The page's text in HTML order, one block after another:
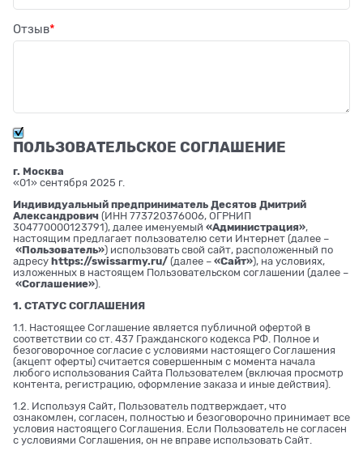
Отзыв
ПОЛЬЗОВАТЕЛЬСКОЕ СОГЛАШЕНИЕ
г. Москва
«01» сентября 2025 г.
Индивидуальный предприниматель Десятов Дмитрий
Александрович (ИНН 773720376006, ОГРНИП
304770000123791), далее именуемый «Администрация»,
настоящим предлагает пользователю сети Интернет (далее –
«Пользователь») использовать свой сайт, расположенный по
адресу https://swissarmy.ru/ (далее – «Сайт»), на условиях,
изложенных в настоящем Пользовательском соглашении (далее –
«Соглашение»).
1. СТАТУС СОГЛАШЕНИЯ
1.1. Настоящее Соглашение является публичной офертой в
соответствии со ст. 437 Гражданского кодекса РФ. Полное и
безоговорочное согласие с условиями настоящего Соглашения
(акцепт оферты) считается совершенным с момента начала
любого использования Сайта Пользователем (включая просмотр
контента, регистрацию, оформление заказа и иные действия).
1.2. Используя Сайт, Пользователь подтверждает, что
ознакомлен, согласен, полностью и безоговорочно принимает все
условия настоящего Соглашения. Если Пользователь не согласен
с условиями Соглашения, он не вправе использовать Сайт.